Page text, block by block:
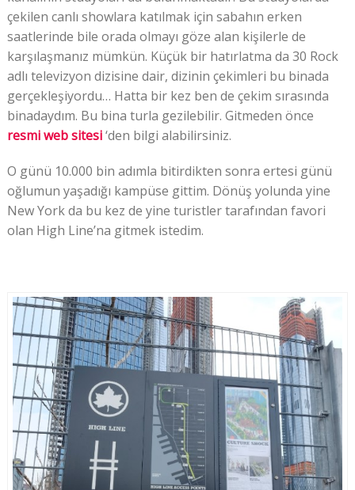
çekilen canlı showlara katılmak için sabahın erken
saatlerinde bile orada olmayı göze alan kişilerle de
karşılaşmanız mümkün. Küçük bir hatırlatma da 30 Rock
adlı televizyon dizisine dair, dizinin çekimleri bu binada
gerçekleşiyordu… Hatta bir kez ben de çekim sırasında
binadaydım. Bu bina turla gezilebilir. Gitmeden önce
resmi web sitesi‘den bilgi alabilirsiniz.
O günü 10.000 bin adımla bitirdikten sonra ertesi günü
oğlumun yaşadığı kampüse gittim. Dönüş yolunda yine
New York da bu kez de yine turistler tarafından favori
olan High Line’na gitmek istedim.